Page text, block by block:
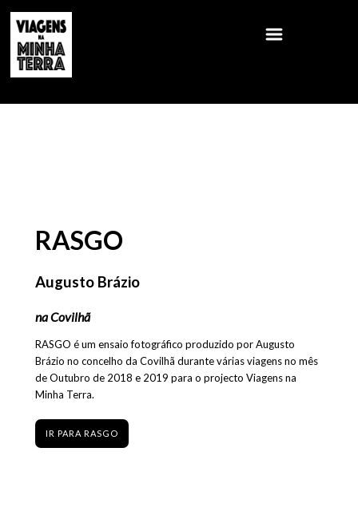
RASGO
Augusto Brázio
na Covilhã
RASGO é um ensaio fotográfico produzido por Augusto
Brázio no concelho da Covilhã durante várias viagens no mês
de Outubro de 2018 e 2019 para o projecto Viagens na
Minha Terra.
IR PARA RASGO